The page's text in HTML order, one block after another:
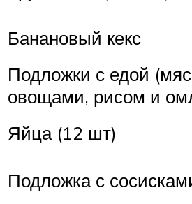
Банановый кекс
Подложки с едой
овощами, рисом и
Яйца (12 шт)
Подложка с